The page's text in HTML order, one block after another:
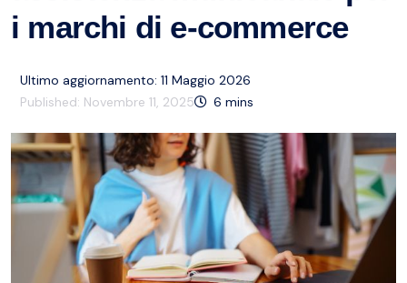
i marchi di e-commerce
Ultimo aggiornamento: 11 Maggio 2026
Published: Novembre 11, 2025 6 mins